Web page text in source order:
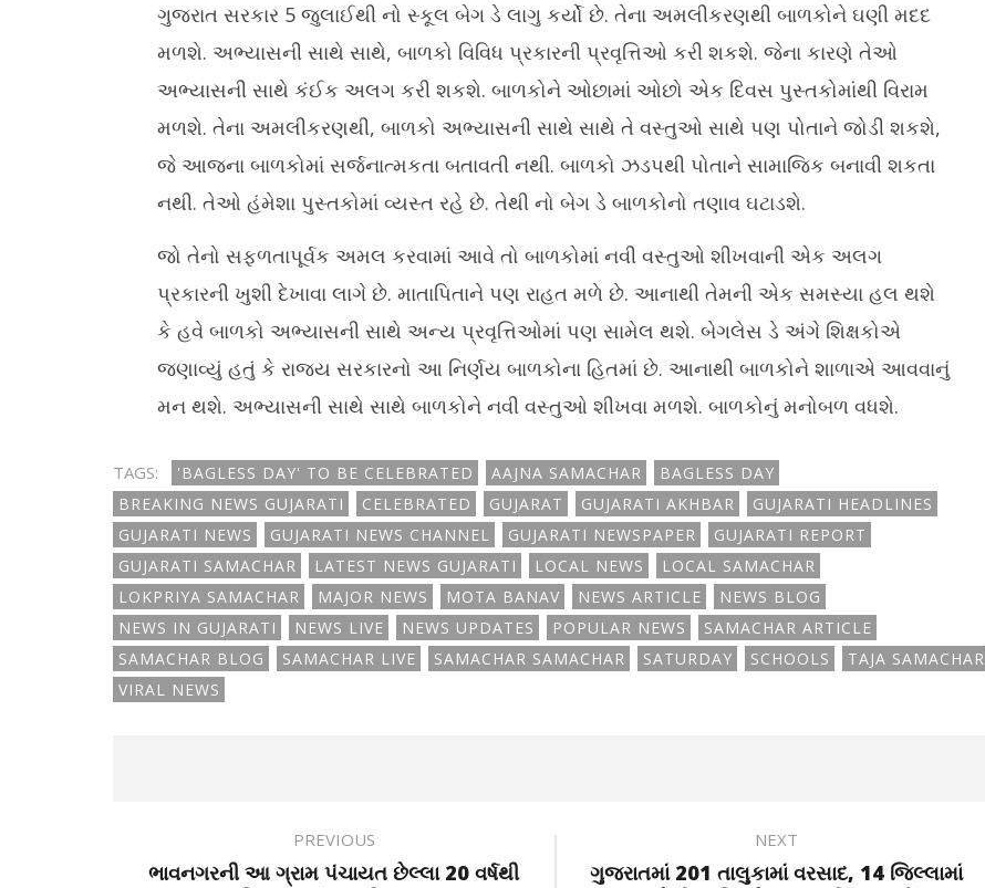
ગુજરાત સરકાર 5 જુલાઈથી નો સ્કૂલ બેગ ડે લાગુ કર્યો છે. તેના અમલીકરણથી બાળકોને ઘણી મદદ
મળશે. અભ્યાસની સાથે સાથે, બાળકો વિવિધ પ્રકારની પ્રવૃત્તિઓ કરી શકશે. જેના કારણે તેઓ
અભ્યાસની સાથે કંઈક અલગ કરી શકશે. બાળકોને ઓછામાં ઓછો એક દિવસ પુસ્તકોમાંથી વિરામ
મળશે. તેના અમલીકરણથી, બાળકો અભ્યાસની સાથે સાથે તે વસ્તુઓ સાથે પણ પોતાને જોડી શકશે,
જે આજના બાળકોમાં સર્જનાત્મકતા બતાવતી નથી. બાળકો ઝડપથી પોતાને સામાજિક બનાવી શકતા
નથી. તેઓ હંમેશા પુસ્તકોમાં વ્યસ્ત રહે છે. તેથી નો બેગ ડે બાળકોનો તણાવ ઘટાડશે.
જો તેનો સફળતાપૂર્વક અમલ કરવામાં આવે તો બાળકોમાં નવી વસ્તુઓ શીખવાની એક અલગ
પ્રકારની ખુશી દેખાવા લાગે છે. માતાપિતાને પણ રાહત મળે છે. આનાથી તેમની એક સમસ્યા હલ થશે
કે હવે બાળકો અભ્યાસની સાથે અન્ય પ્રવૃત્તિઓમાં પણ સામેલ થશે. બેગલેસ ડે અંગે શિક્ષકોએ
જણાવ્યું હતું કે રાજ્ય સરકારનો આ નિર્ણય બાળકોના હિતમાં છે. આનાથી બાળકોને શાળાએ આવવાનું
મન થશે. અભ્યાસની સાથે સાથે બાળકોને નવી વસ્તુઓ શીખવા મળશે. બાળકોનું મનોબળ વધશે.
TAGS: 'BAGLESS DAY' TO BE CELEBRATED AAJNA SAMACHAR
BAGLESS DAY
BREAKING NEWS GUJARATI
CELEBRATED GUJARAT GUJARATI AKHBAR
GUJARATI HEADLINES
GUJARATI NEWS
GUJARATI NEWS CHANNEL GUJARATI NEWSPAPER
GUJARATI REPORT
GUJARATI SAMACHAR
LATEST NEWS GUJARATI LOCAL NEWS
LOCAL SAMACHAR
LOKPRIYA SAMACHAR
MAJOR NEWS MOTA BANAV NEWS ARTICLE
NEWS BLOG
NEWS IN GUJARATI
NEWS LIVE NEWS UPDATES POPULAR NEWS
SAMACHAR ARTICLE
SAMACHAR BLOG
SAMACHAR LIVE SAMACHAR SAMACHAR SATURDAY SCHOOLS
TAJA SAMACHAR
VIRAL NEWS
PREVIOUS
ભાવનગરની આ ગ્રામ પંચાયત છેલ્લા 20 વર્ષથી
NEXT
ગુજરાતમાં 201 તાલુકામાં વરસાદ, 14 જિલ્લામાં